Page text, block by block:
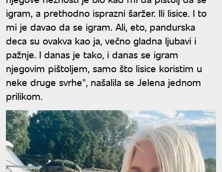
igram, a prethodno isprazni šaržer. Ili lisice. I to
mi je davao da se igram. Ali, eto, pandurska
deca su ovakva kao ja, večno gladna ljubavi i
pažnje. I danas je tako, i danas se igram
njegovim pištoljem, samo što lisice koristim u
neke druge svrhe", našalila se Jelena jednom
prilikom.